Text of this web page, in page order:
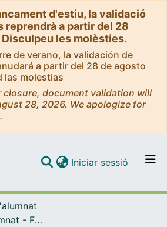
d'estiu, la validació
reprendrà a partir del 28
les molèsties.
de verano, la validación de
a partir del 28 de agosto
las molestias
closure, document validation will
28, 2026. We apologize for
Navega per tot el DD
Iniciar sessió (current)
Treballs de l'alumnat - Facultat de Belles Arts